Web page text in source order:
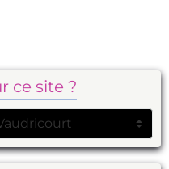
ce site ?